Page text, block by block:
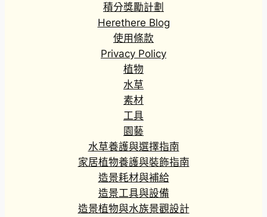
積分獎勵計劃
Herethere Blog
使用條款
Privacy Policy
植物
水草
素材
工具
園藝
水草養護與選擇指南
家居植物養護與裝飾指南
造景耗材與補給
造景工具與設備
造景植物與水族景觀設計